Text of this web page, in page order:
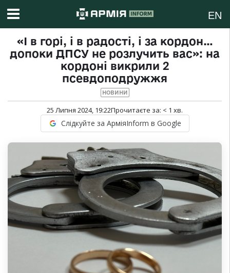
EN
«І в горі, і в радості, і за кордон…
допоки ДПСУ не розлучить вас»: на
кордоні викрили 2
псевдоподружжя
НОВИНИ
25 Липня 2024, 19:22Прочитаєте за: < 1 хв.
Слідкуйте за АрміяInform в Google